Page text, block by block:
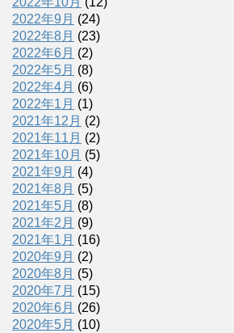
2022年9月 (24)
2022年8月 (23)
2022年6月 (2)
2022年5月 (8)
2022年4月 (6)
2022年1月 (1)
2021年12月 (2)
2021年11月 (2)
2021年10月 (5)
2021年9月 (4)
2021年8月 (5)
2021年5月 (8)
2021年2月 (9)
2021年1月 (16)
2020年9月 (2)
2020年8月 (5)
2020年7月 (15)
2020年6月 (26)
2020年5月 (10)